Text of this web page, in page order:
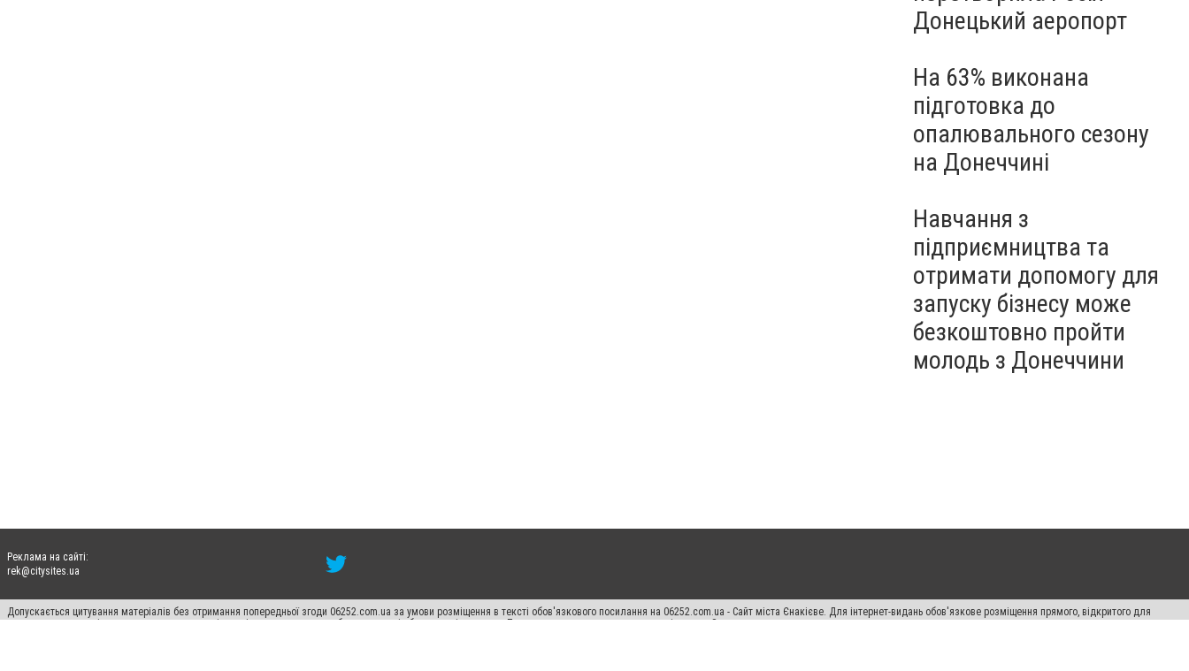
Донецький аеропорт
На 63% виконана
підготовка до
опалювального сезону
на Донеччині
Навчання з
підприємництва та
отримати допомогу для
запуску бізнесу може
безкоштовно пройти
молодь з Донеччини
Реклама на сайті:
rek@citysites.ua
Допускається цитування матеріалів без отримання попередньої згоди 06252.com.ua за умови розміщення в тексті обов'язкового посилання на 06252.com.ua - Сайт міста Єнакієве. Для інтернет-видань обов'язкове розміщення прямого, відкритого для
пошукових систем гіперпосилання на цитовані статті не нижче другого абзацу в тексті або в якості джерела. Порушення виняткових прав переслідується Законом.